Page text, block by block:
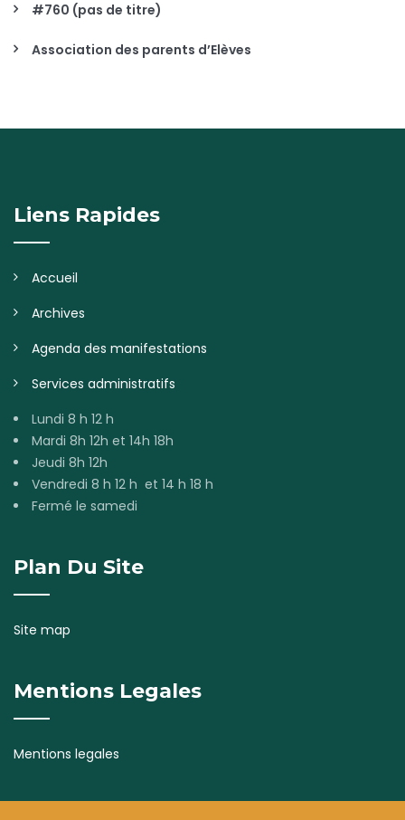
#760 (pas de titre)
Association des parents d’Elèves
Liens Rapides
Accueil
Archives
Agenda des manifestations
Services administratifs
Lundi 8 h 12 h
Mardi 8h 12h et 14h 18h
Jeudi 8h 12h
Vendredi 8 h 12 h et 14 h 18 h
Fermé le samedi
Plan Du Site
Site map
Mentions Legales
Mentions legales